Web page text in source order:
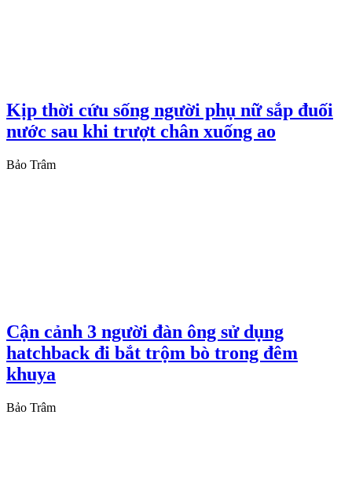
Kịp thời cứu sống người phụ nữ sắp đuối
nước sau khi trượt chân xuống ao
Bảo Trâm
Cận cảnh 3 người đàn ông sử dụng
hatchback đi bắt trộm bò trong đêm
khuya
Bảo Trâm